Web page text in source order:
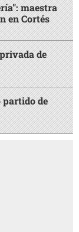
maestra
en Cortés
de
partido de